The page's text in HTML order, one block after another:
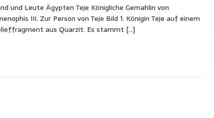
und Leute Ägypten Teje Königliche Gemahlin von
III. Zur Person von Teje Bild 1: Königin Teje auf einem
aus Quarzit. Es stammt […]